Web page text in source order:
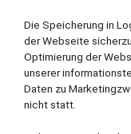
Die Speicherung in
der Webseite
Optimierung der
unserer
Daten zu
nicht statt.